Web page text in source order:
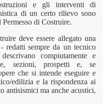
e gli interventi di
di un certo rilievo sono
di Costruire.
deve essere allegato una
redatti sempre da un tecnico
compiutamente e
sezioni, prospetti e, se
che si intende eseguire e
edilizia e la rispondenza ai
antisismici ma anche acustici,